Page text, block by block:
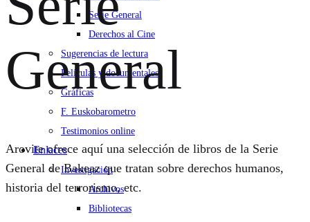
Serie General
Derechos al Cine
Sugerencias de lectura
Películas y documentales
Gráficas
F. Euskobarometro
Testimonios online
Enlaces
Investigación
Archivos
Bibliotecas
General
Arovite ofrece aquí una selección de libros de la Serie
General de Bakeaz que tratan sobre derechos humanos,
historia del terrorismo, etc.